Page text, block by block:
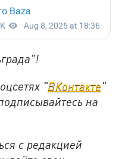
"ВКонтакте"
на
с редакцией